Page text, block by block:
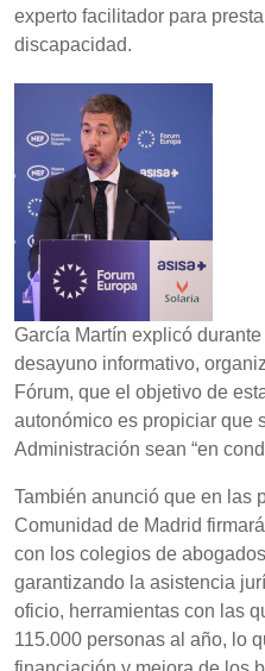
experto facilitador para
discapacidad.
García Martín explicó
desayuno informativo,
Fórum, que el objetivo de
autonómico es propiciar que
Administración sean “en
También anunció que en las
Comunidad de Madrid
con los colegios de
garantizando la asistencia
oficio, herramientas con las
115.000 personas al año, lo